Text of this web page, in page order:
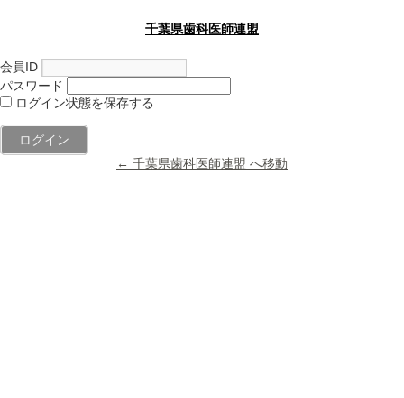
千葉県歯科医師連盟
会員ID
パスワード
ログイン状態を保存する
← 千葉県歯科医師連盟 へ移動